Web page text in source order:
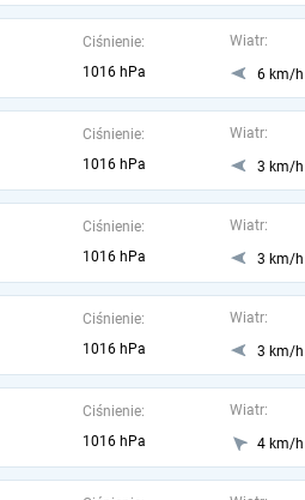
Ciśnienie:
1016 hPa
Wiatr:
6 km/h
Ciśnienie:
1016 hPa
Wiatr:
3 km/h
Ciśnienie:
1016 hPa
Wiatr:
3 km/h
Ciśnienie:
1016 hPa
Wiatr:
3 km/h
Ciśnienie:
1016 hPa
Wiatr:
4 km/h